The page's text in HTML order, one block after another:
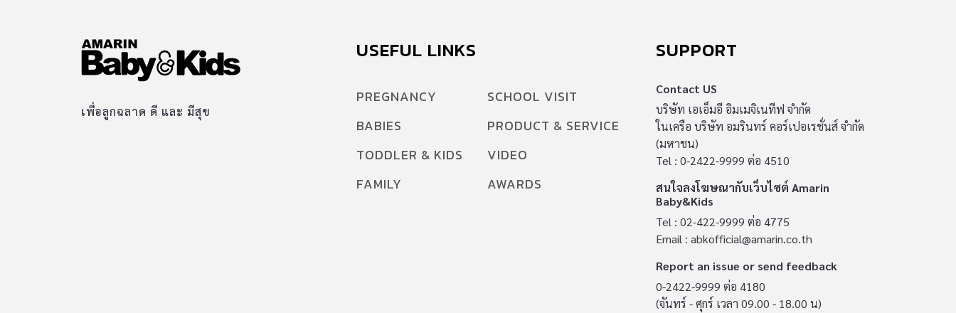
เพื่อลูกฉลาด ดี และ มีสุข
USEFUL LINKS
PREGNANCY
BABIES
TODDLER & KIDS
FAMILY
SCHOOL VISIT
PRODUCT & SERVICE
VIDEO
AWARDS
SUPPORT
Contact US
บริษัท เอเอ็มอี อิมเมจิเนทีฟ จำกัด
ในเครือ บริษัท อมรินทร์ คอร์เปอเรชั่นส์ จำกัด
(มหาชน)
Tel : 0-2422-9999 ต่อ 4510
สนใจลงโฆษณากับเว็บไซต์ Amarin
Baby&Kids
Tel : 02-422-9999 ต่อ 4775
Email : abkofficial@amarin.co.th
Report an issue or send feedback
0-2422-9999 ต่อ 4180
(จันทร์ - ศุกร์ เวลา 09.00 - 18.00 น)